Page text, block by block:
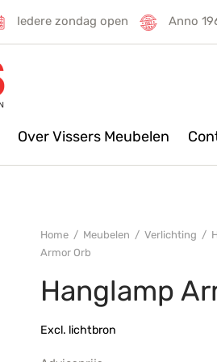
Iedere zondag open Anno
Over Vissers Meubelen
Home / Meubelen / Verlichting /
Armor Orb
Hanglamp
Excl. lichtbron